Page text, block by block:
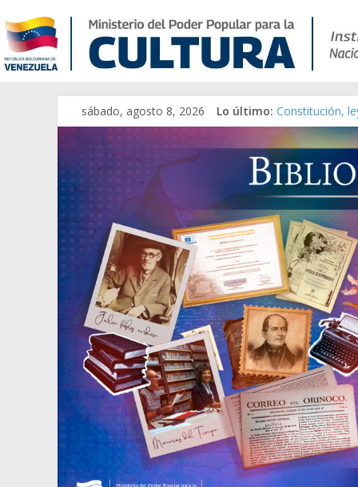
sábado, agosto 8, 2026 Lo último: Constitución,
Una Parálisis
Modesta Bor
Gaceta Oficial
Catálogo